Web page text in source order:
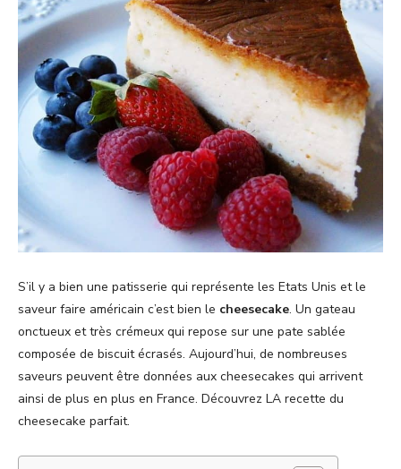
S’il y a bien une patisserie qui représente les Etats Unis et le
saveur faire américain c’est bien le cheesecake. Un gateau
onctueux et très crémeux qui repose sur une pate sablée
composée de biscuit écrasés. Aujourd’hui, de nombreuses
saveurs peuvent être données aux cheesecakes qui arrivent
ainsi de plus en plus en France. Découvrez LA recette du
cheesecake parfait.